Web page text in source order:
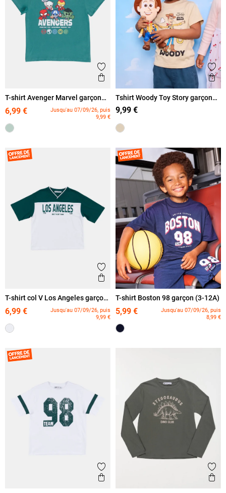
Ajouter aux favoris
Aperçu rapide
T-shirt Avenger Marvel garçon
(3-12A)
6,99 €
Jusqu'au 07/09/26, puis
9,99 €
Tshirt Woody Toy Story garçon
(3-8A)
9,99 €
Ajouter aux favoris
Aperçu rapide
T-shirt col V Los Angeles garçon
6,99 €
Jusqu'au 07/09/26, puis
9,99 €
T-shirt Boston 98 garçon (3-12A)
5,99 €
Jusqu'au 07/09/26, puis
8,99 €
Ajouter aux favoris
Aperçu rapide